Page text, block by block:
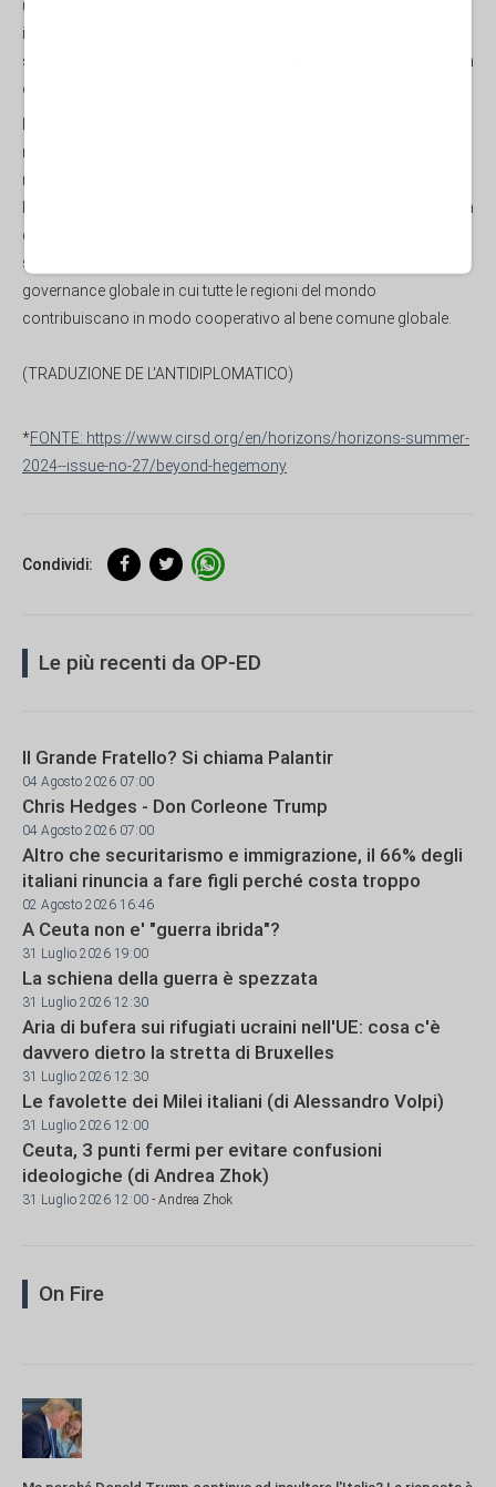
un neonato nella sfida secolare di un buon governo a livello
internazionale. In un mondo pieno di armi sempre più potenti,
soprattutto nucleari, risolvere la sfida della cooperazione pacifica
è la più vitale di tutte.
riconsiderare come governare il nostro nuovo mondo
multipolare, in un momento di sfide senza precedenti per
l'umanità. Le sfide del mondo non saranno certamente risolte alla
conferenza di settembre, ma il Vertice del Futuro può comunque
segnare un punto di partenza fondamentale per una nuova
governance globale in cui tutte le regioni del mondo
contribuiscano in modo cooperativo al bene comune globale.
(TRADUZIONE DE L'ANTIDIPLOMATICO)
*FONTE: https://www.cirsd.org/en/horizons/horizons-summer-
2024--issue-no-27/beyond-hegemony
Condividi:
Le più recenti da OP-ED
Il Grande Fratello? Si chiama Palantir
04 Agosto 2026 07:00
Chris Hedges - Don Corleone Trump
04 Agosto 2026 07:00
Altro che securitarismo e immigrazione, il 66% degli
italiani rinuncia a fare figli perché costa troppo
02 Agosto 2026 16:46
A Ceuta non e' "guerra ibrida"?
31 Luglio 2026 19:00
La schiena della guerra è spezzata
31 Luglio 2026 12:30
Aria di bufera sui rifugiati ucraini nell'UE: cosa c'è
davvero dietro la stretta di Bruxelles
31 Luglio 2026 12:30
Le favolette dei Milei italiani (di Alessandro Volpi)
31 Luglio 2026 12:00
Ceuta, 3 punti fermi per evitare confusioni
ideologiche (di Andrea Zhok)
31 Luglio 2026 12:00 - Andrea Zhok
On Fire